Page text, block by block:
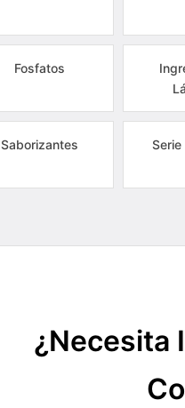
Fosfatos
Saborizantes
¿Necesita